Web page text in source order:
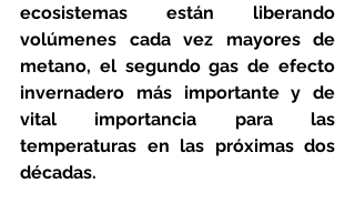
ecosistemas están liberando
volúmenes cada vez mayores de
metano, el segundo gas de efecto
invernadero más importante y de
vital importancia para las
temperaturas en las próximas dos
décadas.